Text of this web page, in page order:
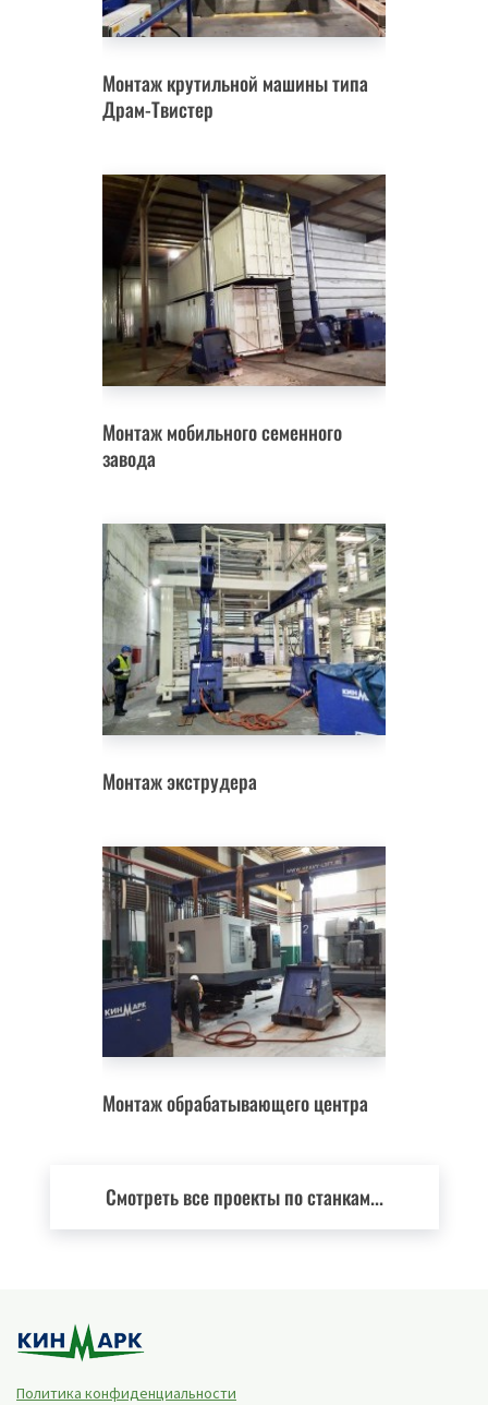
Монтаж крутильной машины типа
Драм-Твистер
Монтаж мобильного семенного
завода
Монтаж экструдера
Монтаж обрабатывающего центра
Смотреть все проекты по станкам...
Политика конфиденциальности